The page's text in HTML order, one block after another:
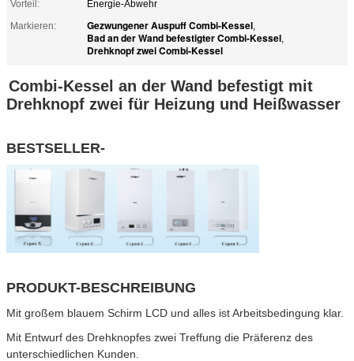
Vorteil:
Energie-Abwehr
Markieren:
Gezwungener Auspuff Combi-Kessel,
Bad an der Wand befestigter Combi-Kessel,
Drehknopf zwei Combi-Kessel
Combi-Kessel an der Wand befestigt mit
Drehknopf zwei für Heizung und Heißwasser
BESTSELLER-
PRODUKT-BESCHREIBUNG
Mit großem blauem Schirm LCD und alles ist Arbeitsbedingung klar.
Mit Entwurf des Drehknopfes zwei Treffung die Präferenz des
unterschiedlichen Kunden.